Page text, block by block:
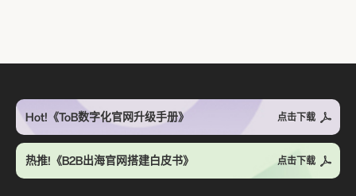
Hot!《ToB数字化官网升级手册》 点击下载
热推!《B2B出海官网搭建白皮书》 点击下载